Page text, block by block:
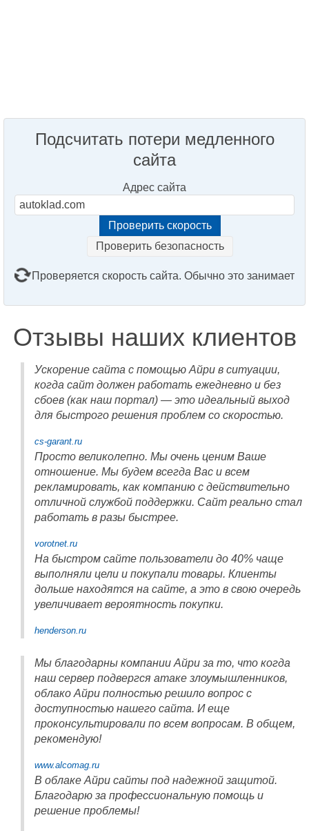
Подсчитать потери медленного
сайта
Адрес сайта
Проверить безопасность
Проверяется скорость сайта. Обычно это занимает
Отзывы наших клиентов
Ускорение сайта с помощью Айри в ситуации,
когда сайт должен работать ежедневно и без
сбоев (как наш портал) — это идеальный выход
для быстрого решения проблем со скоростью.
cs-garant.ru
Просто великолепно. Мы очень ценим Ваше
отношение. Мы будем всегда Вас и всем
рекламировать, как компанию с действительно
отличной службой поддержки. Сайт реально стал
работать в разы быстрее.
vorotnet.ru
На быстром сайте пользователи до 40% чаще
выполняли цели и покупали товары. Клиенты
дольше находятся на сайте, а это в свою очередь
увеличивает вероятность покупки.
henderson.ru
Мы благодарны компании Айри за то, что когда
наш сервер подвергся атаке злоумышленников,
облако Айри полностью решило вопрос с
доступностью нашего сайта. И еще
проконсультировали по всем вопросам. В общем,
рекомендую!
www.alcomag.ru
В облаке Айри сайты под надежной защитой.
Благодарю за профессиональную помощь и
решение проблемы!